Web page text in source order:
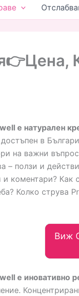
е натурален
в
на важни
– ползи и
и коментари? Как
Колко струва
Виж
е иновативно